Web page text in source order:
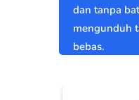
dan tanpa
mengunduh
bebas.